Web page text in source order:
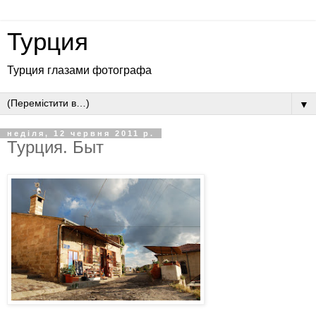
Турция
Турция глазами фотографа
▼
неділя, 12 червня 2011 р.
Турция. Быт